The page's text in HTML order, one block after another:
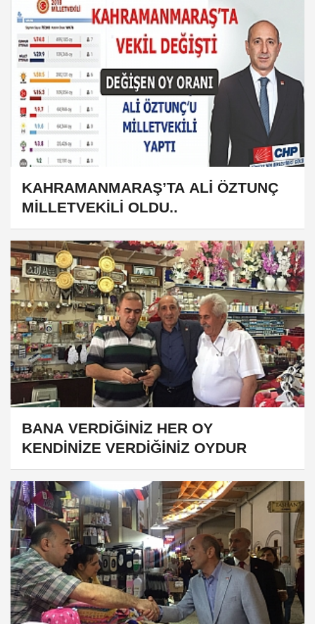
KAHRAMANMARAŞ’TA ALİ ÖZTUNÇ
MİLLETVEKİLİ OLDU..
​​​​​​​BANA VERDİĞİNİZ HER OY
KENDİNİZE VERDİĞİNİZ OYDUR